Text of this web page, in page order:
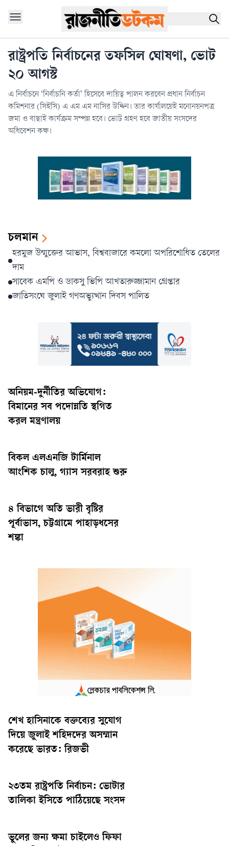
রাষ্ট্রপতি নির্বাচনের তফসিল ঘোষণা, ভোট
২০ আগস্ট
এ নির্বাচনে ‘নির্বাচনি কর্তা’ হিসেবে দায়িত্ব পালন করবেন প্রধান নির্বাচন
কমিশনার (সিইসি) এ এম এম নাসির উদ্দিন। তার কার্যালয়েই মনোনয়নপত্র
জমা ও বাছাই কার্যক্রম সম্পন্ন হবে। ভোট গ্রহণ হবে জাতীয় সংসদের
অধিবেশন কক্ষ।
চলমান
হরমুজ উন্মুক্তের আভাস, বিশ্ববাজারে কমলো অপরিশোধিত তেলের
দাম
সাবেক এমপি ও ডাকসু ভিপি আখতারুজ্জামান গ্রেপ্তার
জাতিসংঘে জুলাই গণঅভ্যুত্থান দিবস পালিত
অনিয়ম-দুর্নীতির অভিযোগ:
বিমানের সব পদোন্নতি স্থগিত
করল মন্ত্রণালয়
বিকল এলএনজি টার্মিনাল
আংশিক চালু, গ্যাস সরবরাহ শুরু
৪ বিভাগে অতি ভারী বৃষ্টির
পূর্বাভাস, চট্টগ্রামে পাহাড়ধসের
শঙ্কা
শেখ হাসিনাকে বক্তব্যের সুযোগ
দিয়ে জুলাই শহিদদের অসম্মান
করেছে ভারত: রিজভী
২৩তম রাষ্ট্রপতি নির্বাচন: ভোটার
তালিকা ইসিতে পাঠিয়েছে সংসদ
ভুলের জন্য ক্ষমা চাইলেও ফিফা